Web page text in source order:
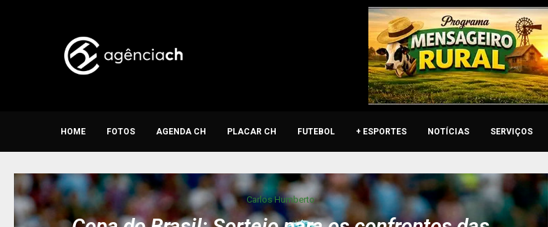
HOME FOTOS AGENDA CH PLACAR CH FUTEBOL + ESPORTES NOTÍCIAS SERVIÇOS
Carlos Humberto